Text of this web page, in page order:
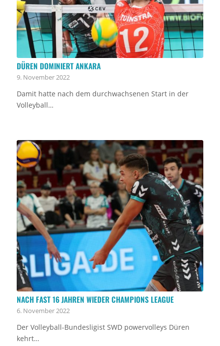
DÜREN DOMINIERT ANKARA
9. November 2022
Damit hatte nach dem durchwachsenen Start in der
Volleyball…
NACH FAST 16 JAHREN WIEDER CHAMPIONS LEAGUE
6. November 2022
Der Volleyball-Bundesligist SWD powervolleys Düren
kehrt…